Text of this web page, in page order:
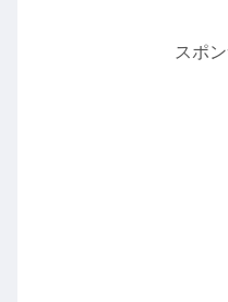
スポ